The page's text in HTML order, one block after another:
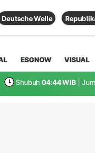
Deutsche Welle
ESGNOW VISUAL
Shubuh 04:44 WIB |